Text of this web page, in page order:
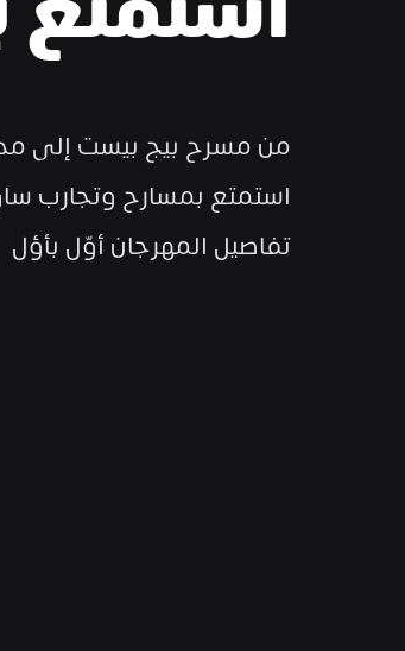
استمتع
تفاصيل المهرجان أوّل بأؤل